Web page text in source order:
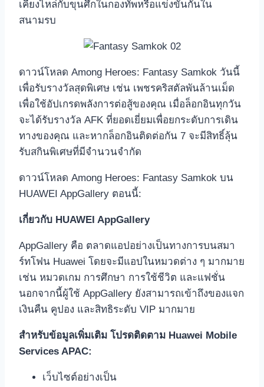
เคียงไหล่กับขุนศึกในกองทัพหรือแข่งขันกันใน
สนามรบ
ดาวน์โหลด Among Heroes: Fantasy Samkok วันนี้
เพื่อรับรางวัลสุดพิเศษ เช่น เพชรคริสตัลพันล้านเม็ด
เพื่อใช้อัปเกรดพลังการต่อสู้ของคุณ เมื่อล็อกอินทุกวัน
จะได้รับรางวัล AFK ที่ยอดเยี่ยมเพื่อยกระดับการเดิน
ทางของคุณ และหากล็อกอินติดต่อกัน 7 จะมีสิทธิ์ลุ้น
รับสกินพิเศษที่มีจำนวนจำกัด
ดาวน์โหลด Among Heroes: Fantasy Samkok บน
HUAWEI AppGallery ตอนนี้:
เกี่ยวกับ HUAWEI AppGallery
AppGallery คือ ตลาดแอปอย่างเป็นทางการบนสมา
ร์ทโฟน Huawei โดยจะมีแอปในหมวดต่าง ๆ มากมาย
เช่น หมวดเกม การศึกษา การใช้ชีวิต และแฟชั่น
นอกจากนี้ผู้ใช้ AppGallery ยังสามารถเข้าถึงของแจก
เงินคืน คูปอง และสิทธิระดับ VIP มากมาย
สำหรับข้อมูลเพิ่มเติม โปรดติดตาม Huawei Mobile
Services APAC:
เว็บไซต์อย่างเป็น